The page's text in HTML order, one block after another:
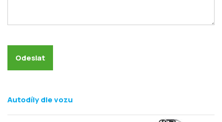
Autodíly dle vozu